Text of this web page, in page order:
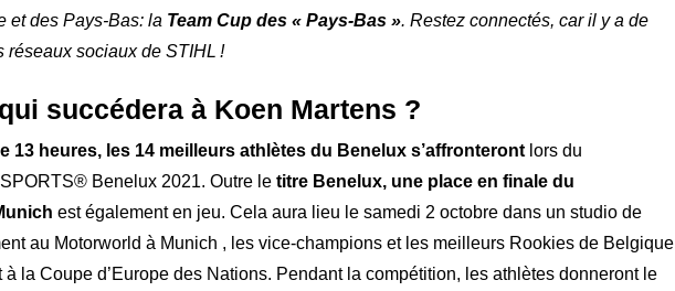
et des Pays-Bas: la Team Cup des « Pays-Bas ». Restez connectés, car il y a de
réseaux sociaux de STIHL !
succédera à Koen Martens ?
13 heures, les 14 meilleurs athlètes du Benelux s’affronteront lors du
Benelux 2021. Outre le titre Benelux, une place en finale du
est également en jeu. Cela aura lieu le samedi 2 octobre dans un studio de
au Motorworld à Munich , les vice-champions et les meilleurs Rookies de Belgique
la Coupe d’Europe des Nations. Pendant la compétition, les athlètes donneront le